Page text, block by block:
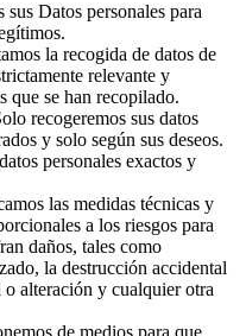
Datos personales para
la recogida de datos de
relevante y
que se han recopilado.
recogeremos sus datos
y solo según sus deseos.
personales exactos y
las medidas técnicas y
a los riesgos para
daños, tales como
la destrucción accidental
alteración y cualquier otra